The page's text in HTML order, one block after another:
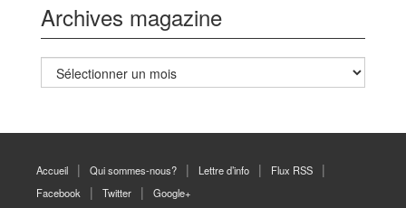
Archives magazine
Archives
magazine
Accueil Qui sommes-nous? Lettre d’info
Flux RSS
Facebook
Twitter Google+